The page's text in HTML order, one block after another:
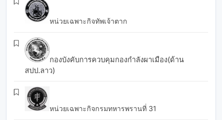
หน่วยเฉพาะกิจทัพเจ้าตาก
กองบังคับการควบคุมกองกำลังผาเมือง(ด้าน
สปป.ลาว)
หน่วยเฉพาะกิจกรมทหารพรานที่ 31